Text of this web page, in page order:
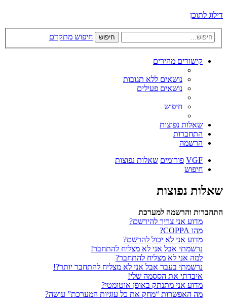
דילוג לתוכן
חיפוש חיפוש מתקדם
קישורים מהירים
נושאים ללא תגובות
נושאים פעילים
חיפוש
שאלות נפוצות
התחברות
הרשמה
VGF פורומים שאלות נפוצות
חיפוש
שאלות נפוצות
התחברות והרשמה למערכת
מדוע אני צריך להירשם?
מהו COPPA?
מדוע אני לא יכול להרשם?
נרשמתי אבל אני לא מצליח להתחבר!
למה אני לא מצליח להתחבר?
נרשמתי בעבר אבל אני לא מצליח להתחבר יותר?!
איבדתי את הססמה שלי!
מדוע אני מתנתק באופן אוטומטי?
מה האפשרות “מחק את כל עוגיות המערכת” עושה?